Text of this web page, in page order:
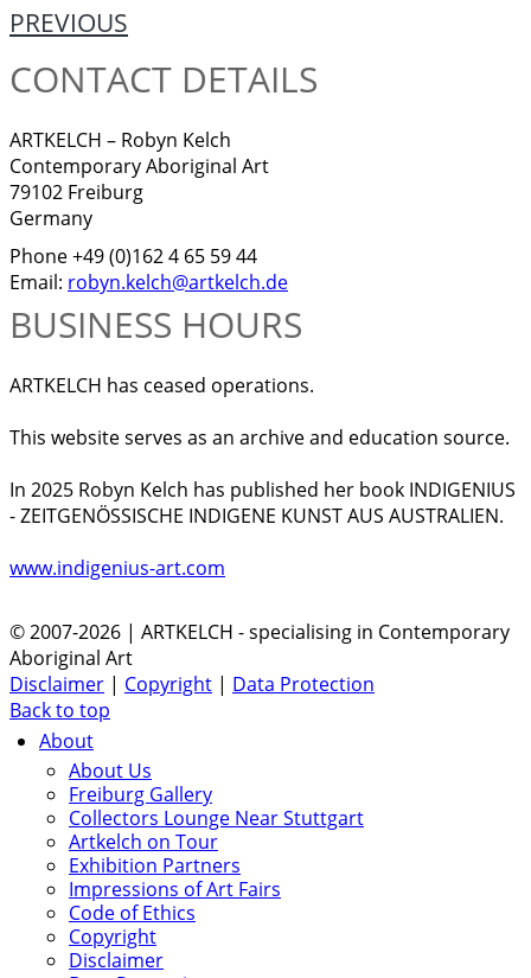
PREVIOUS
CONTACT DETAILS
ARTKELCH – Robyn Kelch
Contemporary Aboriginal Art
79102 Freiburg
Germany
Phone +49 (0)162 4 65 59 44
Email: robyn.kelch@artkelch.de
BUSINESS HOURS
ARTKELCH has ceased operations.
This website serves as an archive and education source.
In 2025 Robyn Kelch has published her book INDIGENIUS
- ZEITGENÖSSISCHE INDIGENE KUNST AUS AUSTRALIEN.
www.indigenius-art.com
© 2007-2026 | ARTKELCH - specialising in Contemporary
Aboriginal Art
Disclaimer | Copyright | Data Protection
Back to top
About
About Us
Freiburg Gallery
Collectors Lounge Near Stuttgart
Artkelch on Tour
Exhibition Partners
Impressions of Art Fairs
Code of Ethics
Copyright
Disclaimer